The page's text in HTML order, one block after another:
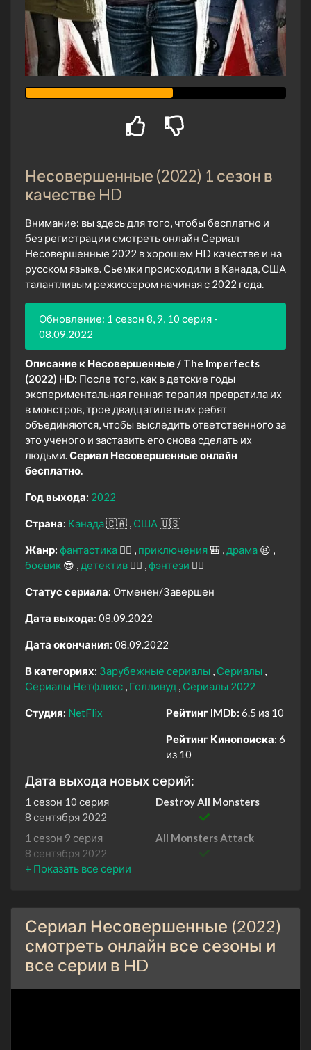
Несовершенные (2022) 1 сезон в
качестве HD
Внимание: вы здесь для того, чтобы бесплатно и
без регистрации смотреть онлайн Сериал
Несовершенные 2022 в хорошем HD качестве и на
русском языке. Сьемки происходили в Канада, США
талантливым режиссером начиная с 2022 года.
Обновление: 1 сезон 8, 9, 10 серия -
08.09.2022
Описание к Несовершенные / The Imperfects
(2022) HD: После того, как в детские годы
экспериментальная генная терапия превратила их
в монстров, трое двадцатилетних ребят
объединяются, чтобы выследить ответственного за
это ученого и заставить его снова сделать их
людьми.Сериал Несовершенные онлайн
бесплатно.
Год выхода: 2022
Страна: Канада🇨🇦 США🇺🇸
Жанр: фантастика 🧙‍♀️ приключения 🎒 драма 😫
боевик 😎 детектив 🕵️‍♂️ фэнтези 🧝‍♂️
Статус сериала: Отменен/Завершен
Дата выхода: 08.09.2022
Дата окончания: 08.09.2022
В категориях: Зарубежные сериалы
Сериалы
Сериалы Нетфликс Голливуд Сериалы 2022
Студия: NetFlix Рейтинг IMDb: 6.5 из 10
Рейтинг Кинопоиска: 6
из 10
Дата выхода новых серий:
1 сезон 10 серия
Destroy All Monsters
8 сентября 2022
1 сезон 9 серия
All Monsters Attack
8 сентября 2022
1 сезон 8 серия
1 сезон 7 серия
Cure All
8 сентября 2022
1 сезон 6 серия
Lest Ye Become a Monster
8 сентября 2022
Сериал Несовершенные (2022)
смотреть онлайн все сезоны и
все серии в HD